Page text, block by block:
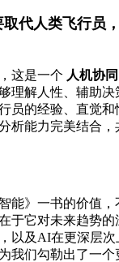
代人类飞行员
这是一个 人机协同
理解人性、辅助
员的经验、直觉
析能力完美结合
能》一书的价值
于它对未来趋势
以及AI在更深层次
我们勾勒出了一个